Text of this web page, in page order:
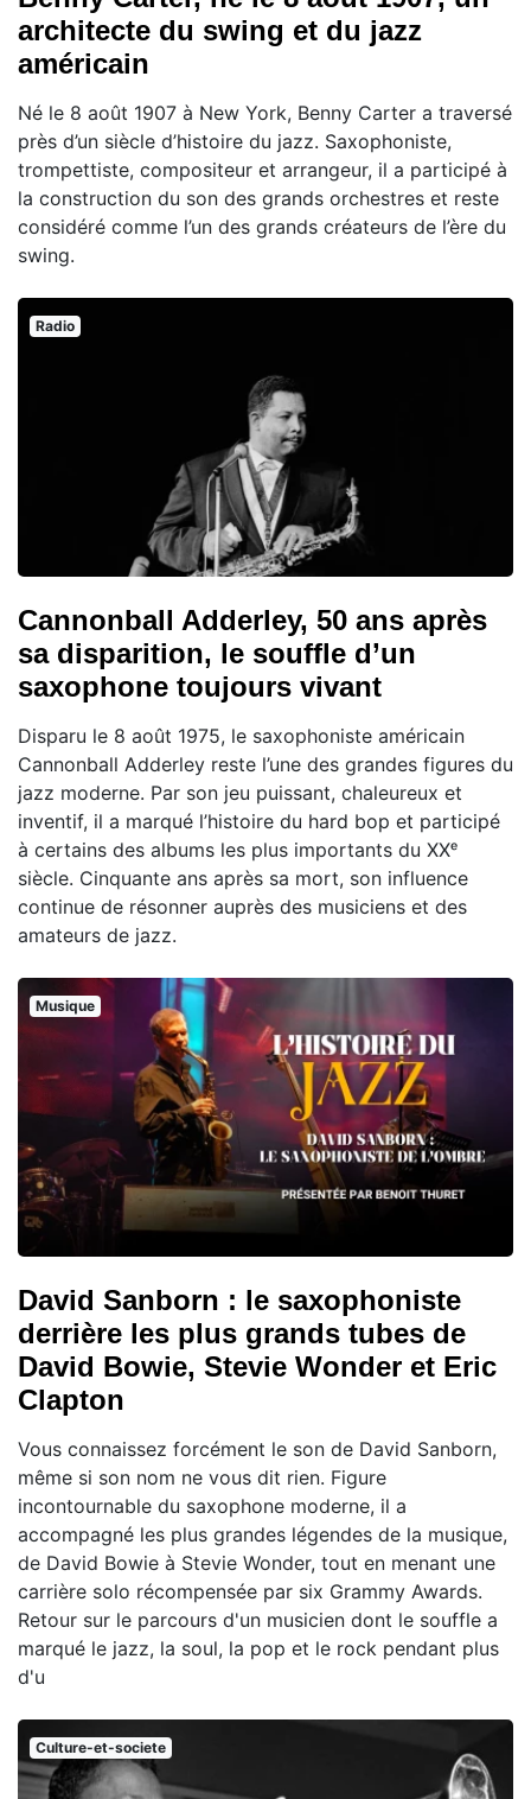
architecte du swing et du jazz
américain
Né le 8 août 1907 à New York, Benny Carter a traversé
près d’un siècle d’histoire du jazz. Saxophoniste,
trompettiste, compositeur et arrangeur, il a participé à
la construction du son des grands orchestres et reste
considéré comme l’un des grands créateurs de l’ère du
swing.
Radio
Cannonball Adderley, 50 ans après
sa disparition, le souffle d’un
saxophone toujours vivant
Disparu le 8 août 1975, le saxophoniste américain
Cannonball Adderley reste l’une des grandes figures du
jazz moderne. Par son jeu puissant, chaleureux et
inventif, il a marqué l’histoire du hard bop et participé
à certains des albums les plus importants du XXᵉ
siècle. Cinquante ans après sa mort, son influence
continue de résonner auprès des musiciens et des
amateurs de jazz.
Musique
David Sanborn : le saxophoniste
derrière les plus grands tubes de
David Bowie, Stevie Wonder et Eric
Clapton
Vous connaissez forcément le son de David Sanborn,
même si son nom ne vous dit rien. Figure
incontournable du saxophone moderne, il a
accompagné les plus grandes légendes de la musique,
de David Bowie à Stevie Wonder, tout en menant une
carrière solo récompensée par six Grammy Awards.
Retour sur le parcours d'un musicien dont le souffle a
marqué le jazz, la soul, la pop et le rock pendant plus
d'u
Culture-et-societe